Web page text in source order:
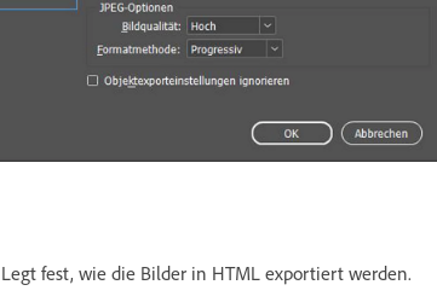
Legt fest, wie die Bilder in HTML exportiert werden.